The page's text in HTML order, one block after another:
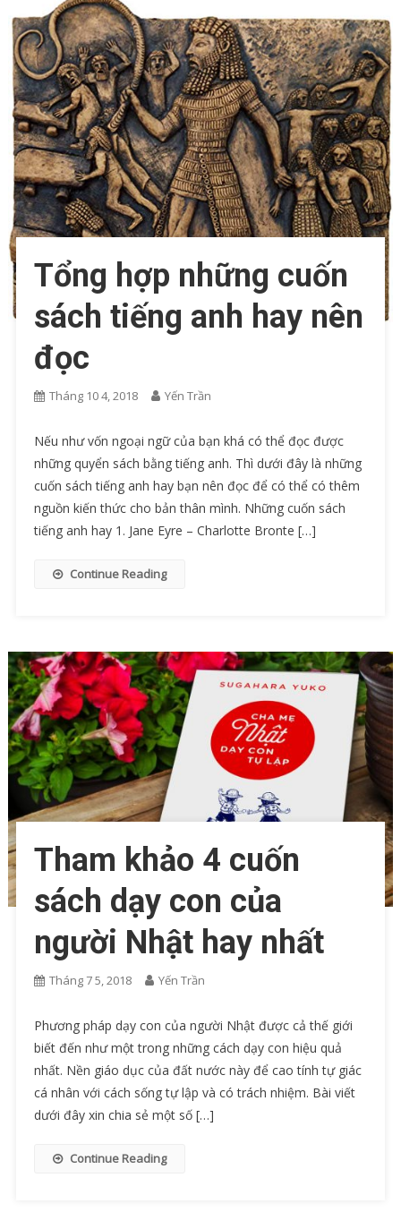
Tổng hợp những cuốn
sách tiếng anh hay nên
đọc
Tháng 10 4, 2018 Yến Trần
Nếu như vốn ngoại ngữ của bạn khá có thể đọc được
những quyển sách bằng tiếng anh. Thì dưới đây là những
cuốn sách tiếng anh hay bạn nên đọc để có thể có thêm
nguồn kiến thức cho bản thân mình. Những cuốn sách
tiếng anh hay 1. Jane Eyre – Charlotte Bronte […]
Continue Reading
Tham khảo 4 cuốn
sách dạy con của
người Nhật hay nhất
Tháng 7 5, 2018 Yến Trần
Phương pháp dạy con của người Nhật được cả thế giới
biết đến như một trong những cách dạy con hiệu quả
nhất. Nền giáo dục của đất nước này để cao tính tự giác
cá nhân với cách sống tự lập và có trách nhiệm. Bài viết
dưới đây xin chia sẻ một số […]
Continue Reading